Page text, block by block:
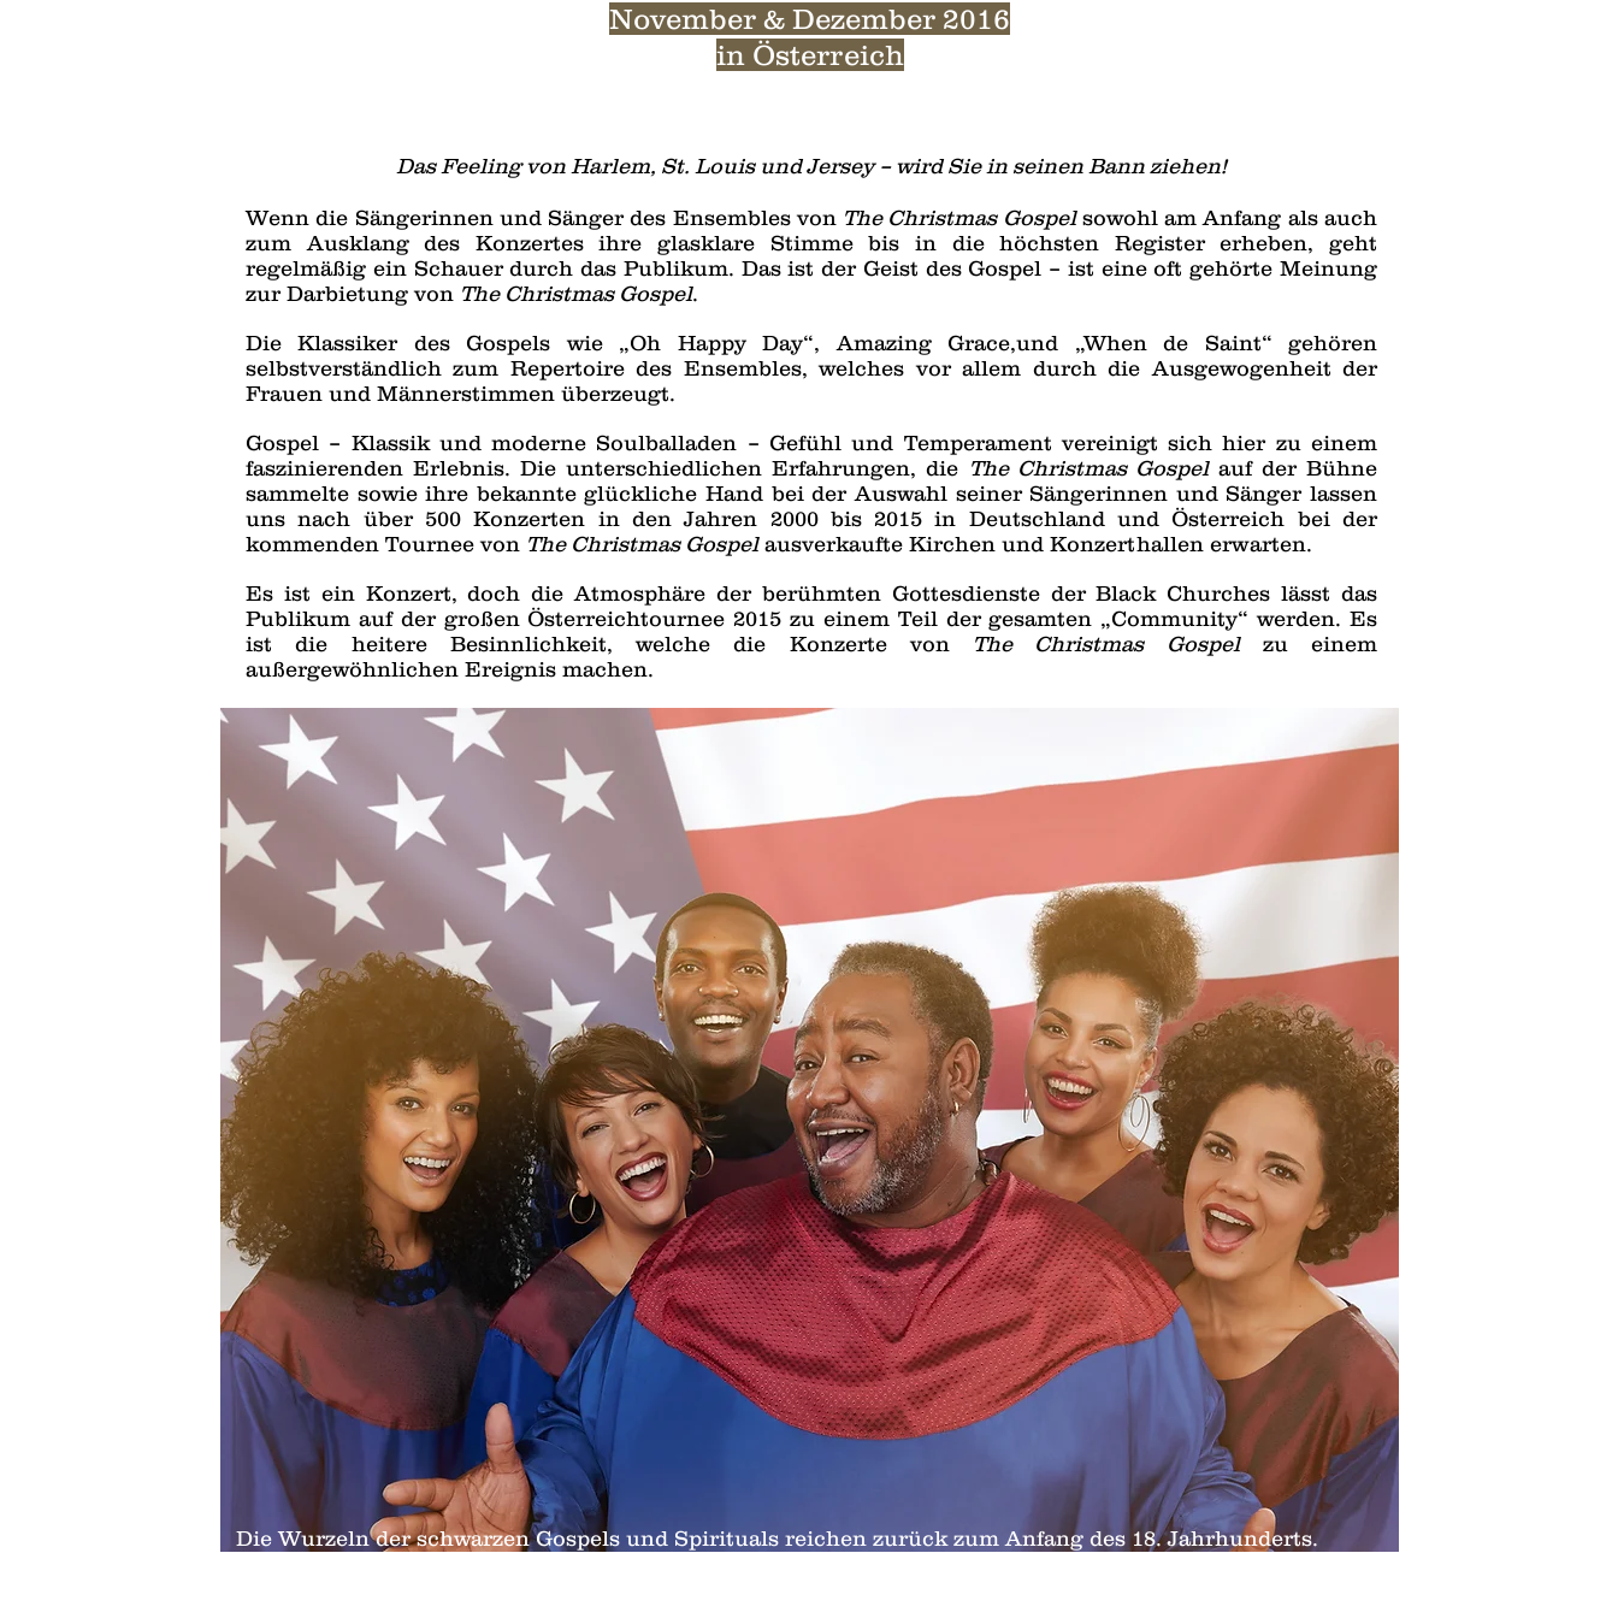
November & Dezember 2016
in Österreich
Das Feeling von Harlem, St. Louis und Jersey – wird Sie in seinen Bann ziehen!
Wenn die Sängerinnen und Sänger des Ensembles von The Christmas Gospelsowohl am Anfang als auch
zum Ausklang des Konzertes ihre glasklare Stimme bis in die höchsten Register erheben, geht
regelmäßig ein Schauer durch das Publikum. Das ist der Geist des Gospel – ist eine oft gehörte Meinung
zur Darbietung von The Christmas Gospel.
Die Klassiker des Gospels wie „Oh Happy Day“, Amazing Grace,und „When de Saint“ gehören
selbstverständlich zum Repertoire des Ensembles, welches vor allem durch die Ausgewogenheit der
Frauen und Männerstimmen überzeugt.
Gospel – Klassik und moderne Soulballaden – Gefühl und Temperament vereinigt sich hier zu einem
faszinierenden Erlebnis. Die unterschiedlichen Erfahrungen, die The Christmas Gospelauf der Bühne
sammelte sowie ihre bekannte glückliche Hand bei der Auswahl seiner Sängerinnen und Sänger lassen
uns nach über 500 Konzerten in den Jahren 2000 bis 2015 in Deutschland und Österreich bei der
kommenden Tournee von The Christmas Gospelausverkaufte Kirchen und Konzerthallen erwarten.
Es ist ein Konzert, doch die Atmosphäre der berühmten Gottesdienste der Black Churches lässt das
Publikum auf der großen Österreichtournee 2015 zu einem Teil der gesamten „Community“ werden. Es
ist die heitere Besinnlichkeit, welche die Konzerte von The Christmas Gospelzu einem
außergewöhnlichen Ereignis machen.
Die Wurzeln der schwarzen Gospels und Spirituals reichen zurück zum Anfang des 18. Jahrhunderts.